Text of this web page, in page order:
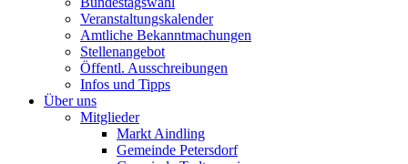
Veranstaltungskalender
Amtliche Bekanntmachungen
Stellenangebot
Öffentl. Ausschreibungen
Infos und Tipps
Über uns
Mitglieder
Markt Aindling
Gemeinde Petersdorf